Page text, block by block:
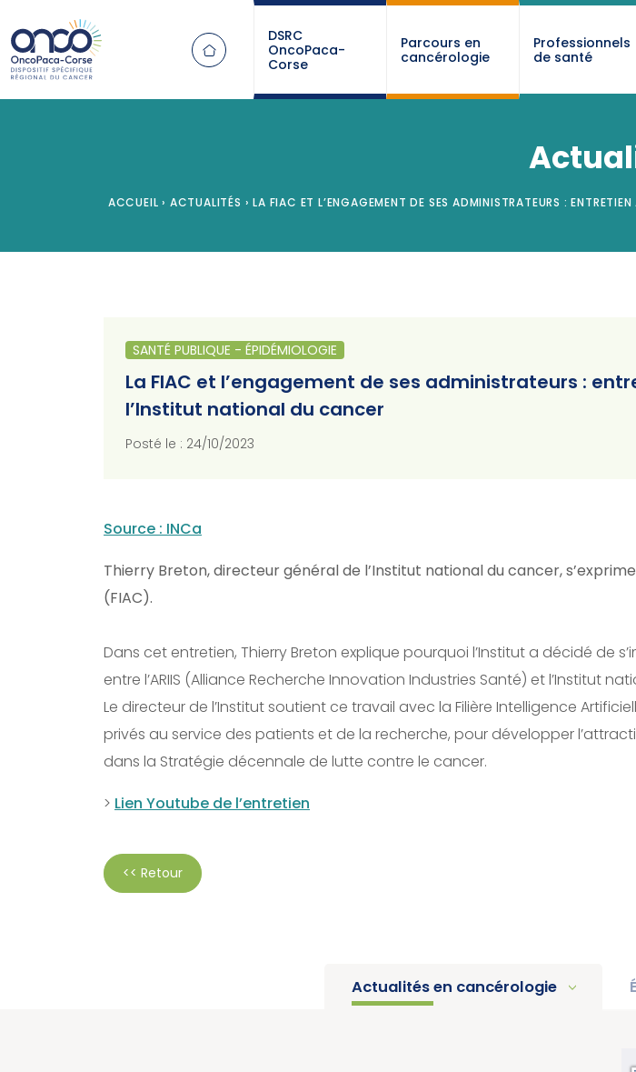
DSRC
OncoPaca-
Corse
Parcours en
cancérologie
Professionnels
de santé
ACCUEIL › ACTUALITÉS › LA FIAC ET L’ENGAGEMENT DE SES ADMINISTRATEURS :
SANTÉ PUBLIQUE - ÉPIDÉMIOLOGIE
La FIAC et l’engagement de ses administrateurs :
l’Institut national du cancer
Posté le : 24/10/2023
Source : INCa
Thierry Breton, directeur général de l’Institut national du cancer,
(FIAC).
Dans cet entretien, Thierry Breton explique pourquoi l’Institut a décidé de
entre l’ARIIS (Alliance Recherche Innovation Industries Santé) et l’Institut
Le directeur de l’Institut soutient ce travail avec la Filière Intelligence
privés au service des patients et de la recherche, pour développer
dans la Stratégie décennale de lutte contre le cancer.
> Lien Youtube de l’entretien
<< Retour
Actualités en cancérologie